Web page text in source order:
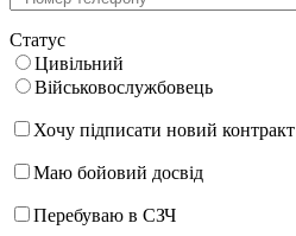
Статус
Цивільний
Військовослужбовець
Хочу підписати новий контракт
Маю бойовий досвід
Перебуваю в СЗЧ